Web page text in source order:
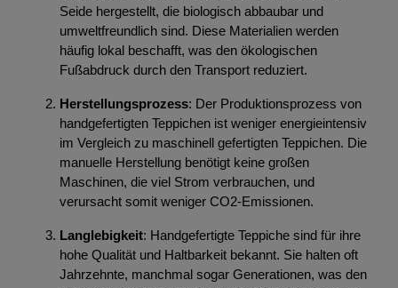
Seide hergestellt, die biologisch abbaubar und
umweltfreundlich sind. Diese Materialien werden
häufig lokal beschafft, was den ökologischen
Fußabdruck durch den Transport reduziert.
Herstellungsprozess: Der Produktionsprozess von
handgefertigten Teppichen ist weniger energieintensiv
im Vergleich zu maschinell gefertigten Teppichen. Die
manuelle Herstellung benötigt keine großen
Maschinen, die viel Strom verbrauchen, und
verursacht somit weniger CO2-Emissionen.
Langlebigkeit: Handgefertigte Teppiche sind für ihre
hohe Qualität und Haltbarkeit bekannt. Sie halten oft
Jahrzehnte, manchmal sogar Generationen, was den